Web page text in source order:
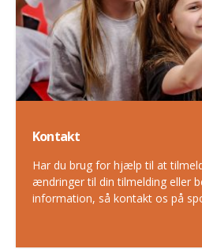
Kontakt
Har du brug for hjælp til at
ændringer til din tilmelding eller
information, så kontakt os på